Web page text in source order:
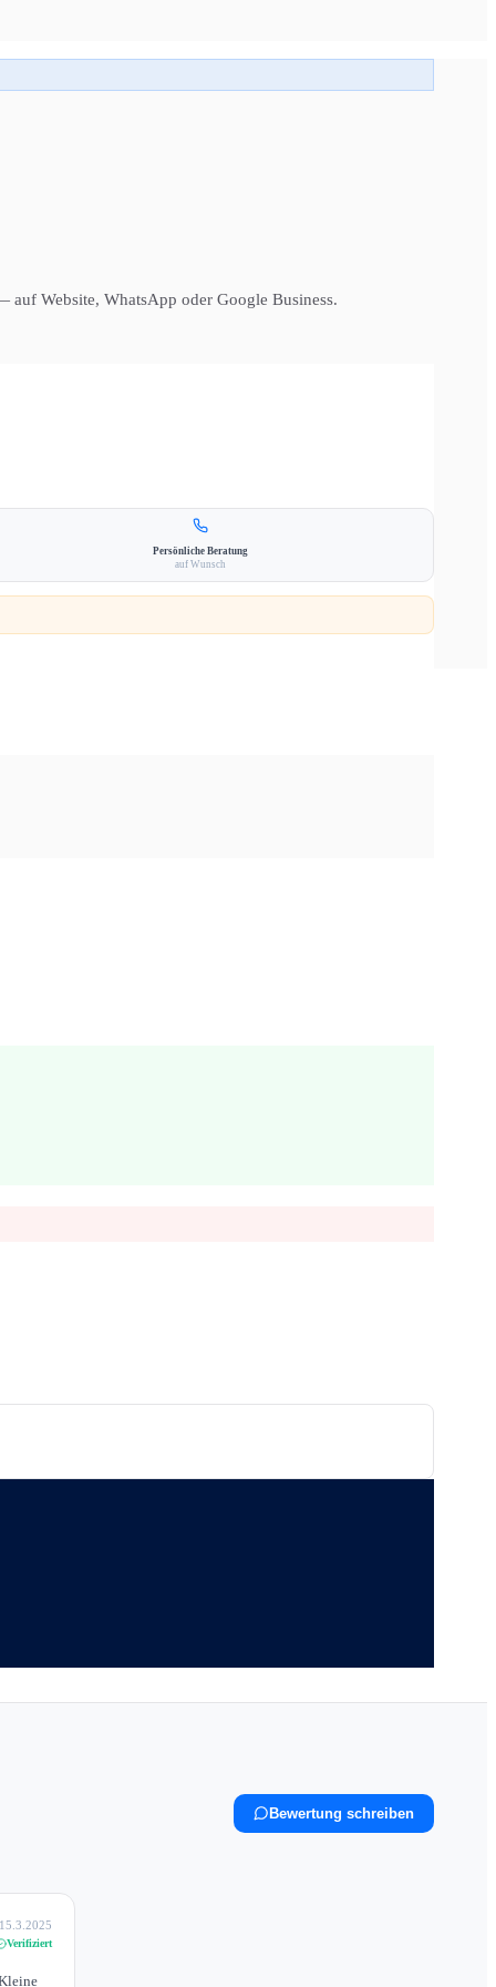
Website, WhatsApp oder Google Business.
Persönliche Beratung
auf Wunsch
Bewertung schreiben
15.3.2025
Verifiziert